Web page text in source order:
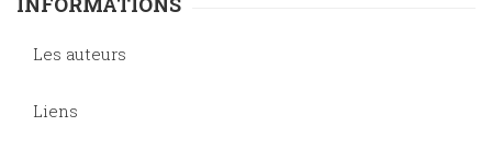
Les auteurs
Liens